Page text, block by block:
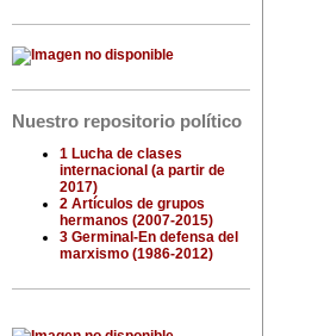
Nuestro repositorio político
1 Lucha de clases
internacional (a partir de
2017)
2 Artículos de grupos
hermanos (2007-2015)
3 Germinal-En defensa del
marxismo (1986-2012)